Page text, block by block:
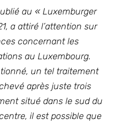
au « Luxemburger
a attiré l’attention sur
concernant les
au Luxembourg.
un tel traitement
après juste trois
situé dans le sud du
il est possible que